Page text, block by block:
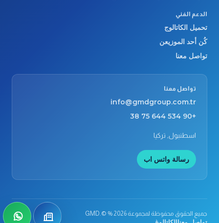
الدعم الفني
تحميل الكاتالوج
كُن أحد الموزيعن
تواصل معنا
تواصل معنا
info@gmdgroup.com.tr
+90 534 644 75 38
اسطنبول, تركيا
رسالة واتس اب
جميع الحقوق محفوظة لمجموعة GMD.© % 2026 كُن أحد الموزيعن